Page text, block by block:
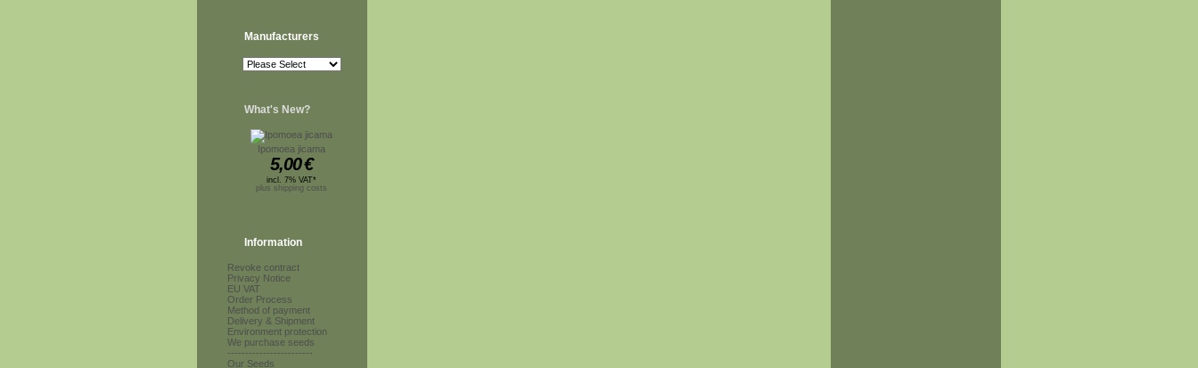
Manufacturers
What's New?
Ipomoea jicama
5,00€
incl. 7% VAT*
plus shipping costs
Information
Revoke contract
Privacy Notice
EU VAT
Order Process
Method of payment
Delivery & Shipment
Environment protection
We purchase seeds
------------------------
Our Seeds